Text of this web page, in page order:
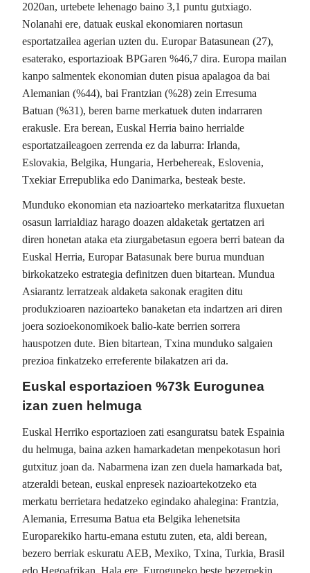
2020an, urtebete lehenago baino 3,1 puntu gutxiago.
Nolanahi ere, datuak euskal ekonomiaren nortasun
esportatzailea agerian uzten du. Europar Batasunean (27),
esaterako, esportazioak BPGaren %46,7 dira. Europa mailan
kanpo salmentek ekonomian duten pisua apalagoa da bai
Alemanian (%44), bai Frantzian (%28) zein Erresuma
Batuan (%31), beren barne merkatuek duten indarraren
erakusle. Era berean, Euskal Herria baino herrialde
esportatzaileagoen zerrenda ez da laburra: Irlanda,
Eslovakia, Belgika, Hungaria, Herbehereak, Eslovenia,
Txekiar Errepublika edo Danimarka, besteak beste.
Munduko ekonomian eta nazioarteko merkataritza fluxuetan
osasun larrialdiaz harago doazen aldaketak gertatzen ari
diren honetan ataka eta ziurgabetasun egoera berri batean da
Euskal Herria, Europar Batasunak bere burua munduan
birkokatzeko estrategia definitzen duen bitartean. Mundua
Asiarantz lerratzeak aldaketa sakonak eragiten ditu
produkzioaren nazioarteko banaketan eta indartzen ari diren
joera sozioekonomikoek balio-kate berrien sorrera
hauspotzen dute. Bien bitartean, Txina munduko salgaien
prezioa finkatzeko erreferente bilakatzen ari da.
Euskal esportazioen %73k Eurogunea
izan zuen helmuga
Euskal Herriko esportazioen zati esanguratsu batek Espainia
du helmuga, baina azken hamarkadetan menpekotasun hori
gutxituz joan da. Nabarmena izan zen duela hamarkada bat,
atzeraldi betean, euskal enpresek nazioartekotzeko eta
merkatu berrietara hedatzeko egindako ahalegina: Frantzia,
Alemania, Erresuma Batua eta Belgika lehenetsita
Europarekiko hartu-emana estutu zuten, eta, aldi berean,
bezero berriak eskuratu AEB, Mexiko, Txina, Turkia, Brasil
edo Hegoafrikan. Hala ere, Euroguneko beste bezeroekin